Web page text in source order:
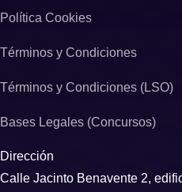
Política Cookies
Términos y Condiciones
Términos y Condiciones (LSO)
Bases Legales (Concursos)
Dirección
Calle Jacinto Benavente 2,